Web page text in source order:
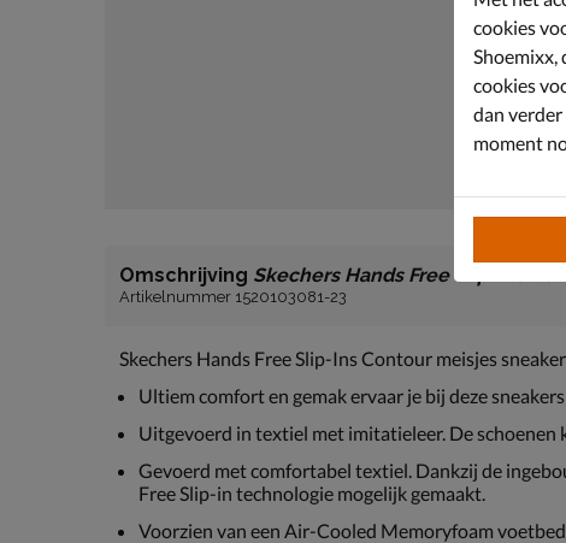
Omschrijving Skechers Hands Free Slip-Ins
Artikelnummer 1520103081-23
Skechers Hands Free Slip-Ins Contour meisjes sneaker
Ultiem comfort en gemak ervaar je bij deze
Uitgevoerd in textiel met imitatieleer. De schoenen
Gevoerd met comfortabel textiel. Dankzij de
Free Slip-in technologie mogelijk gemaakt.
Voorzien van een Air-Cooled Memoryfoam
cookies
Shoemixx,
cookies
dan verder
moment